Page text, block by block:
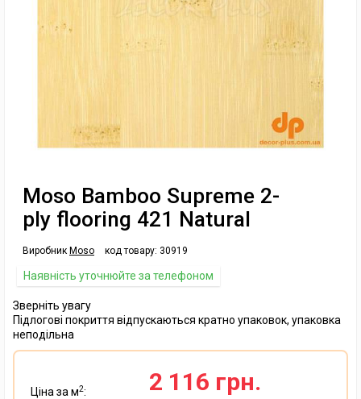
Moso Bamboo Supreme 2-
ply flooring 421 Natural
Виробник Moso код товару: 30919
Наявність уточнюйте за телефоном
Зверніть увагу
Підлогові покриття відпускаються кратно упаковок, упаковка
неподільна
Ціна за м2: 2 116 грн.